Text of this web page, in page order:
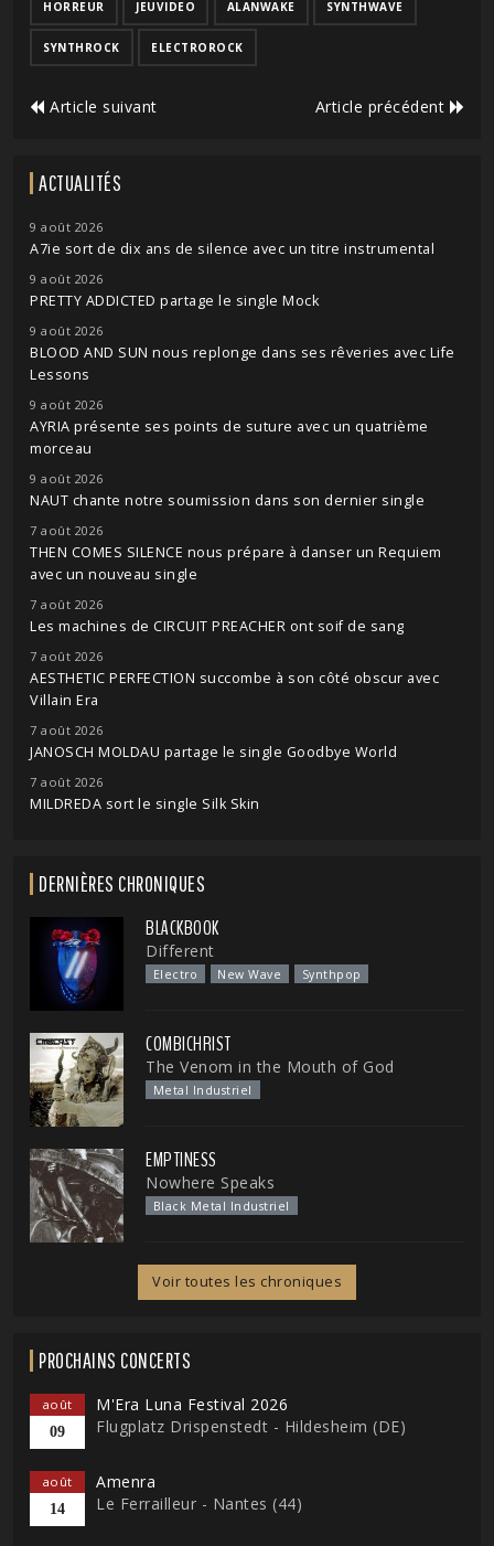
HORREUR JEUVIDEO ALANWAKE SYNTHWAVE
SYNTHROCK ELECTROROCK
Article suivant Article précédent
ACTUALITÉS
9 août 2026
A7ie sort de dix ans de silence avec un titre instrumental
9 août 2026
PRETTY ADDICTED partage le single Mock
9 août 2026
BLOOD AND SUN nous replonge dans ses rêveries avec Life
Lessons
9 août 2026
AYRIA présente ses points de suture avec un quatrième
morceau
9 août 2026
NAUT chante notre soumission dans son dernier single
7 août 2026
THEN COMES SILENCE nous prépare à danser un Requiem
avec un nouveau single
7 août 2026
Les machines de CIRCUIT PREACHER ont soif de sang
7 août 2026
AESTHETIC PERFECTION succombe à son côté obscur avec
Villain Era
7 août 2026
JANOSCH MOLDAU partage le single Goodbye World
7 août 2026
MILDREDA sort le single Silk Skin
DERNIÈRES CHRONIQUES
BLACKBOOK
Different
Electro New Wave Synthpop
COMBICHRIST
The Venom in the Mouth of God
Metal Industriel
EMPTINESS
Nowhere Speaks
Black Metal Industriel
Voir toutes les chroniques
PROCHAINS CONCERTS
août
09
M'Era Luna Festival 2026
Flugplatz Drispenstedt - Hildesheim (DE)
août
14
Amenra
Le Ferrailleur - Nantes (44)